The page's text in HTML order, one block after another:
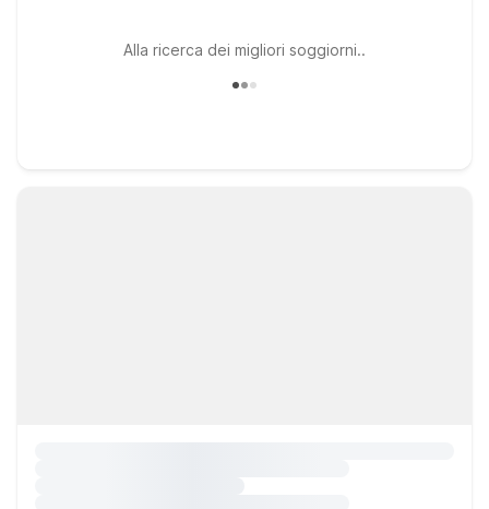
Alla ricerca dei migliori soggiorni..